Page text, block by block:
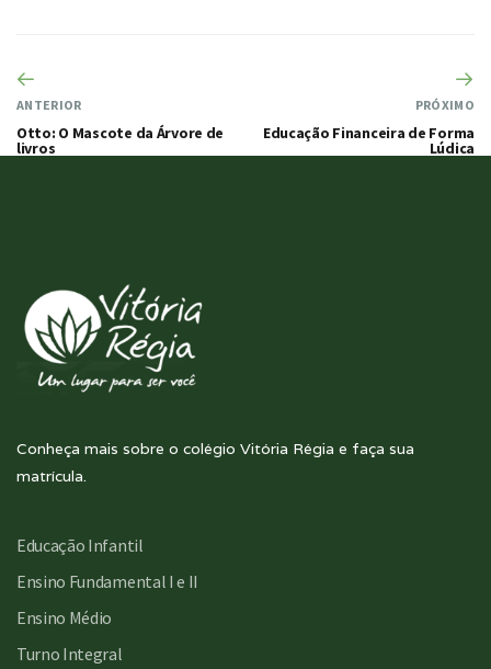
ANTERIOR
Otto: O Mascote da Árvore de
livros
PRÓXIMO
Educação Financeira de Forma
Lúdica
Conheça mais sobre o colégio Vitória Régia e faça sua
matrícula.
Educação Infantil
Ensino Fundamental I e II
Ensino Médio
Turno Integral